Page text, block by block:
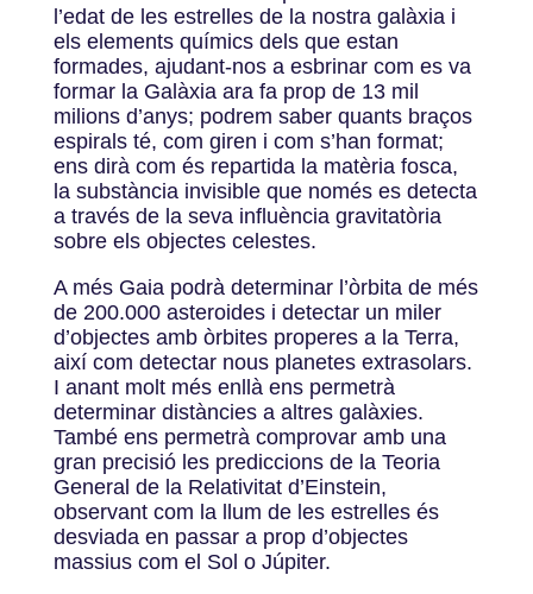
l’edat de les estrelles de la nostra galàxia i
els elements químics dels que estan
formades, ajudant-nos a esbrinar com es va
formar la Galàxia ara fa prop de 13 mil
milions d’anys; podrem saber quants braços
espirals té, com giren i com s’han format;
ens dirà com és repartida la matèria fosca,
la substància invisible que només es detecta
a través de la seva influència gravitatòria
sobre els objectes celestes.
A més Gaia podrà determinar l’òrbita de més
de 200.000 asteroides i detectar un miler
d’objectes amb òrbites properes a la Terra,
així com detectar nous planetes extrasolars.
I anant molt més enllà ens permetrà
determinar distàncies a altres galàxies.
També ens permetrà comprovar amb una
gran precisió les prediccions de la Teoria
General de la Relativitat d’Einstein,
observant com la llum de les estrelles és
desviada en passar a prop d’objectes
massius com el Sol o Júpiter.